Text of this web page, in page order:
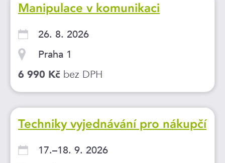
Manipulace v komunikaci
26. 8. 2026
Praha 1
6 990 Kč bez DPH
Techniky vyjednávání pro nákupčí
17.–18. 9. 2026